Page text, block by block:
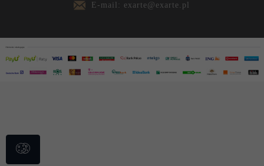
E-mail: exarte@exarte.pl